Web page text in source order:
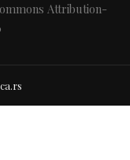
Attribution-